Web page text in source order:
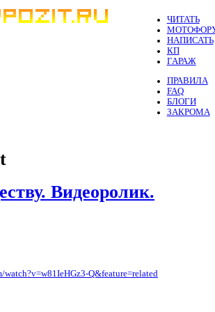
ЧИТАТЬ
НАПИСАТЬ
КП
ГАРАЖ
ПРАВИЛА
FAQ
БЛОГИ
ЗАКРОМА
Видеоролик.
Q&feature=related